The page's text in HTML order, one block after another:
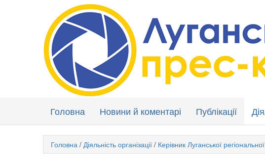
Головна Новини й коментарі Публікації
Головна / Діяльність організації / Керівник Луганської